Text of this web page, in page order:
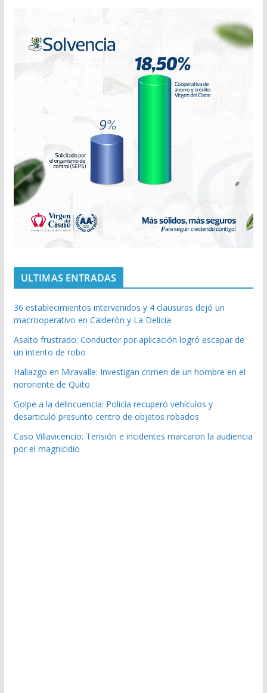
ULTIMAS ENTRADAS
36 establecimientos intervenidos y 4 clausuras dejó un
macrooperativo en Calderón y La Delicia
Asalto frustrado: Conductor por aplicación logró escapar de
un intento de robo
Hallazgo en Miravalle: Investigan crimen de un hombre en el
nororiente de Quito
Golpe a la delincuencia: Policía recuperó vehículos y
desarticuló presunto centro de objetos robados
Caso Villavicencio: Tensión e incidentes marcaron la audiencia
por el magnicidio